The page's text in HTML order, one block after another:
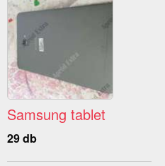
Samsung tablet
29 db